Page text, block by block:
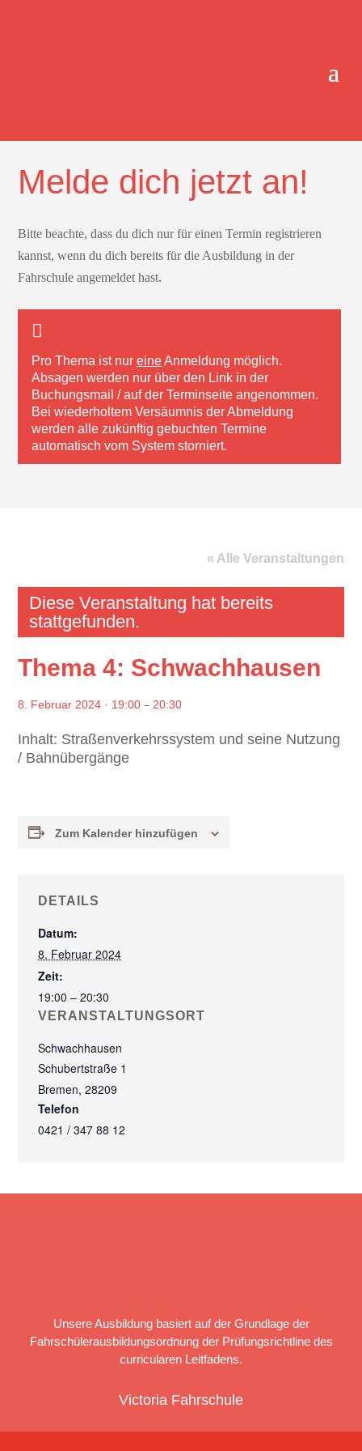
Melde dich jetzt an!
Bitte beachte, dass du dich nur für einen Termin registrieren
kannst, wenn du dich bereits für die Ausbildung in der
Fahrschule angemeldet hast.
Pro Thema ist nureineAnmeldung möglich.
Absagen werden nur über den Link in der
Buchungsmail / auf der Terminseite angenommen.
Bei wiederholtem Versäumnis der Abmeldung
werden alle zukünftig gebuchten Termine
automatisch vom System storniert.
« Alle Veranstaltungen
Diese Veranstaltung hat bereits
stattgefunden.
Thema 4: Schwachhausen
8. Februar 2024 · 19:00 – 20:30
Inhalt: Straßenverkehrssystem und seine Nutzung
/ Bahnübergänge
Zum Kalender hinzufügen
DETAILS
Datum:
8. Februar 2024
Zeit:
19:00 – 20:30
VERANSTALTUNGSORT
Schwachhausen
Schubertstraße 1
Bremen, 28209
Telefon
0421 / 347 88 12
Unsere Ausbildung basiert auf der Grundlage der
Fahrschülerausbildungsordnung der Prüfungsrichtline des
curricularen Leitfadens.
Victoria Fahrschule